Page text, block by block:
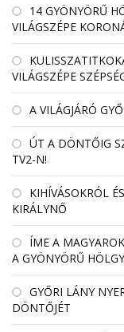
14 GYÖNYÖRŰ
VILÁGSZÉPE
VILÁGSZÉPE
A VILÁGJÁRÓ
ÚT A DÖNTŐIG
TV2-N!
KIHÍVÁSOKRÓL
KIRÁLYNŐ
ÍME A
A GYÖNYÖRŰ
GYŐRI LÁNY
DÖNTŐJÉT